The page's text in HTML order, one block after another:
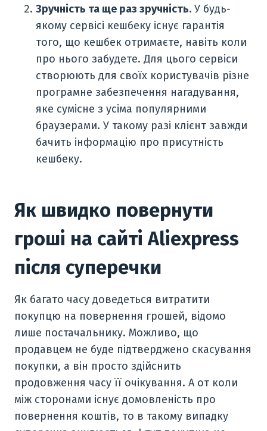
Зручність та ще раз зручність. У будь-
якому сервісі кешбеку існує гарантія
того, що кешбек отримаєте, навіть коли
про нього забудете. Для цього сервіси
створюють для своїх користувачів різне
програмне забезпечення нагадування,
яке сумісне з усіма популярними
браузерами. У такому разі клієнт завжди
бачить інформацію про присутність
кешбеку.
Як швидко повернути
гроші на сайті Aliexpress
після суперечки
Як багато часу доведеться витратити
покупцю на повернення грошей, відомо
лише постачальнику. Можливо, що
продавцем не буде підтверджено скасування
покупки, а він просто здійснить
продовження часу її очікування. А от коли
між сторонами існує домовленість про
повернення коштів, то в такому випадку